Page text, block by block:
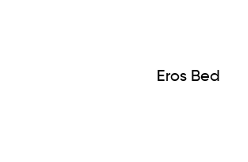
Eros Bed